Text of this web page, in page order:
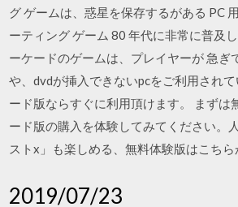
グ ゲームは、惑星を保存するがある PC
ーティング ゲーム 80 年代に非常に普及
ーケードのゲームは、プレイヤーが 急ぎ
や、dvdが挿入できないpcをご利用され
ード版ならすぐに利用頂けます。 まずは
ード版の購入を体験してみてください。
ストx」も楽しめる、無料体験版はこちら
2019/07/23